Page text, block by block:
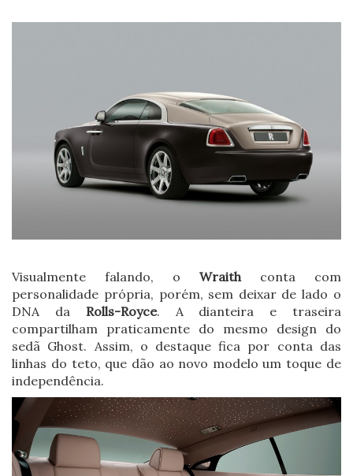
Visualmente falando, o Wraith conta com
personalidade própria, porém, sem deixar de lado o
DNA da Rolls-Royce. A dianteira e traseira
compartilham praticamente do mesmo design do
sedã Ghost. Assim, o destaque fica por conta das
linhas do teto, que dão ao novo modelo um toque de
independência.